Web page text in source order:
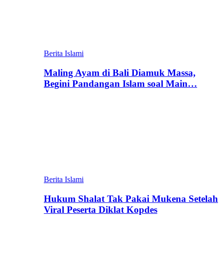
Berita Islami
Maling Ayam di Bali Diamuk Massa,
Begini Pandangan Islam soal Main…
Berita Islami
Hukum Shalat Tak Pakai Mukena Setelah
Viral Peserta Diklat Kopdes